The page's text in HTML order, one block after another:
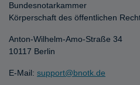
Bundesnotarkammer
Körperschaft des öffentlichen
Anton-Wilhelm-Amo-Straße 34
10117 Berlin
E-Mail: support@bnotk.de